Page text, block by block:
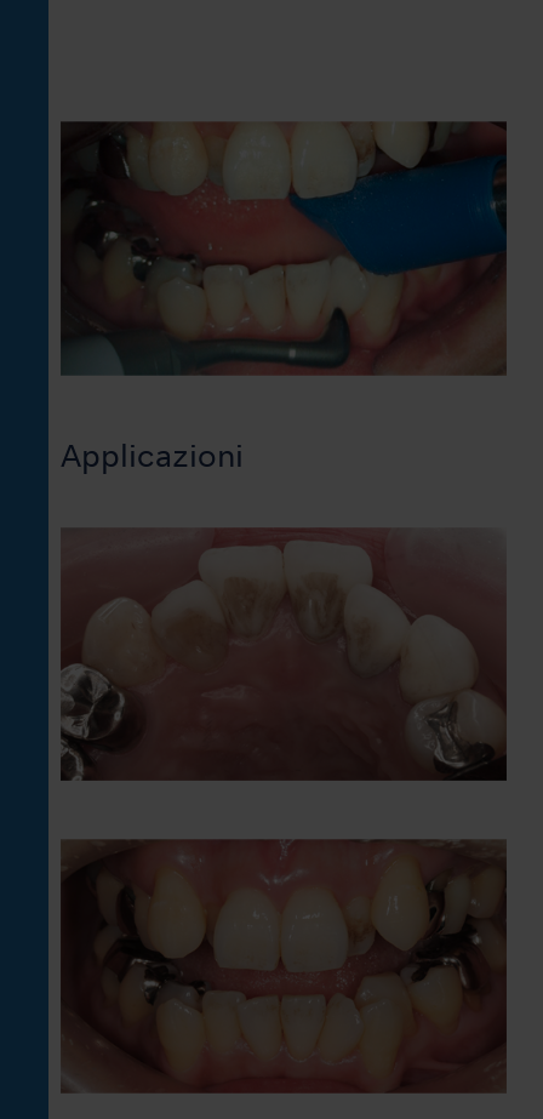
Applicazioni